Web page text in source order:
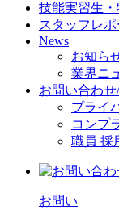
技能実習生
スタッフレポ
News
お知ら
業界ニ
お問い合わ
プライ
コンプ
職員 採
お問い